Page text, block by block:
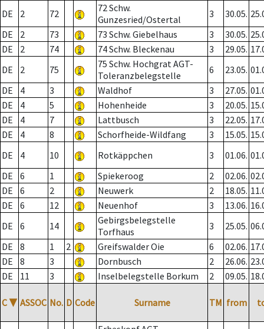
DE 2 72
72 Schw.
Gunzesried/Ostertal
3 30.05.
DE
2 73 73 Schw. Giebelhaus 3 30.05.
DE
2 74 74 Schw. Bleckenau 3 29.05.
DE
2 75
75 Schw. Hochgrat AGT-
Toleranzbelegstelle
6 23.05.
DE
4 3 Waldhof 3 27.05.
DE
4 5 Hohenheide 3 20.05.
DE
4 7 Lattbusch 3 22.05.
DE
4 8 Schorfheide-Wildfang 3 15.05.
DE
4 10 Rotkäppchen 3 01.06.
DE
6 1 Spiekeroog 2 02.06.
DE
6 2 Neuwerk 2 18.05.
DE
6 12 Neuenhof 3 13.06.
DE
6 14
Gebirgsbelegstelle
Torfhaus
3 25.05.
DE
8 1 2 Greifswalder Oie 6 02.06.
DE
8 3 Dornbusch 2 26.06.
DE
11 3 Inselbelegstelle Borkum 2 09.05.
C ▼ ASSOC No. D Code Surname TM from